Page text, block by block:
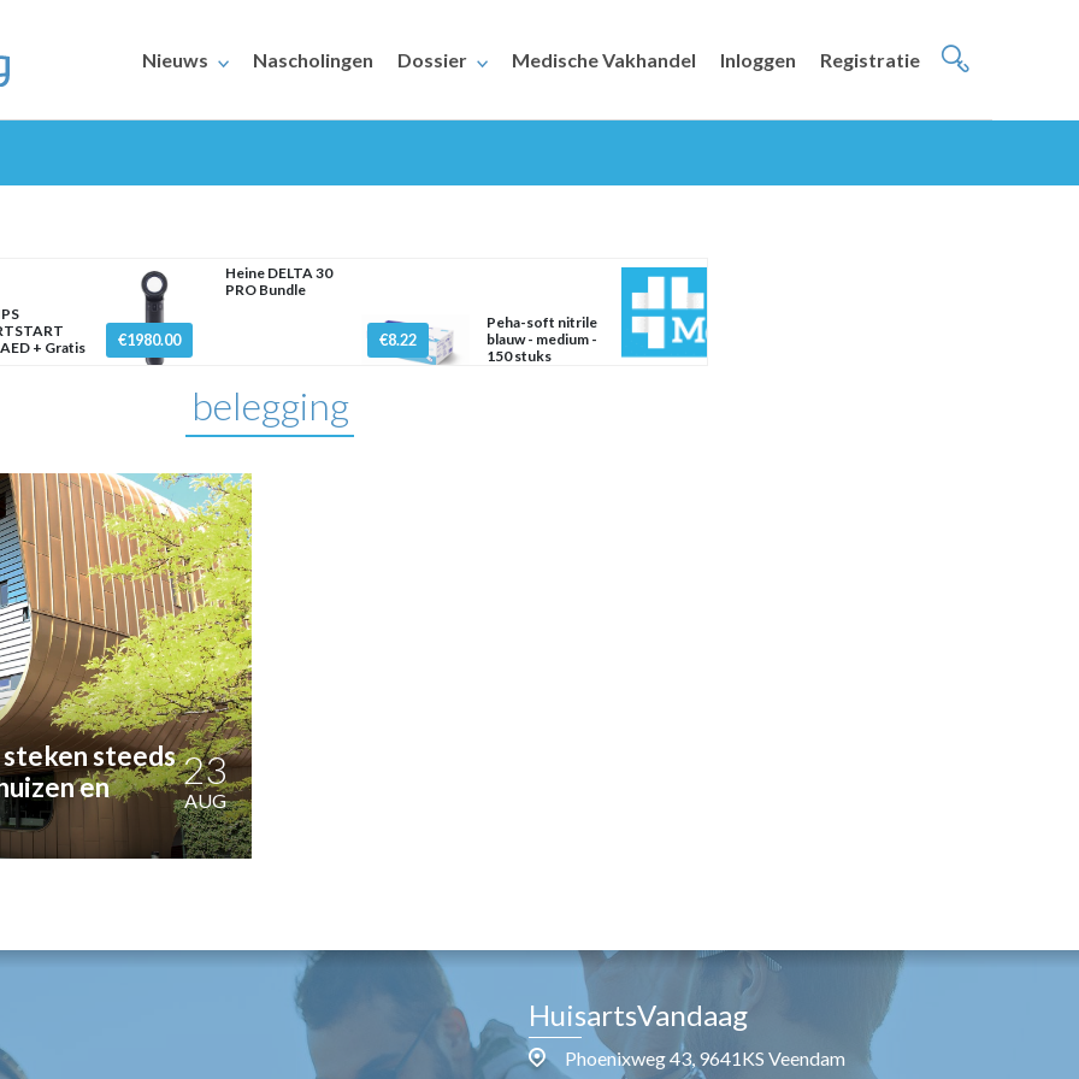
Nieuws Nascholingen Dossier Medische Vakhandel Inloggen Registratie
+ Gratis
€1980.00
Heine DELTA 30
PRO Bundle
€8.22
Peha-soft nitrile
blauw - medium -
150 stuks
belegging
steeds
en
23
AUG
HuisartsVandaag
Phoenixweg 43, 9641KS Veendam